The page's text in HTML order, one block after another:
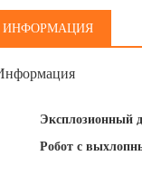
ИНФОРМАЦИЯ
Эксплозионный
Робот с